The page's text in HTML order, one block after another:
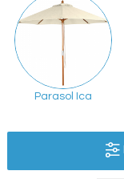
Parasol Ica